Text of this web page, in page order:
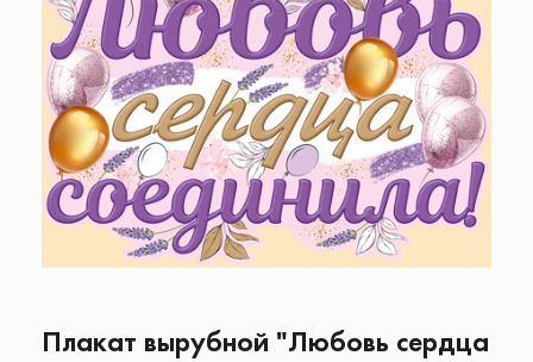
Плакат вырубной "Любовь сердца